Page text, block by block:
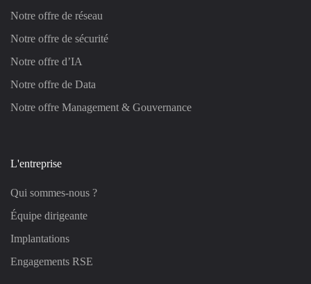
Notre offre de réseau
Notre offre de sécurité
Notre offre d’IA
Notre offre de Data
Notre offre Management & Gouvernance
L'entreprise
Qui sommes-nous ?
Équipe dirigeante
Implantations
Engagements RSE